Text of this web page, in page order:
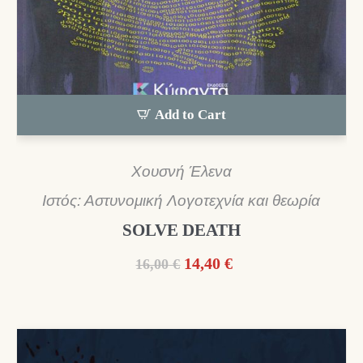
Add to Cart
Χουσνή Έλενα
Ιστός: Αστυνομική Λογοτεχνία και θεωρία
SOLVE DEATH
16,00 € Original
16,00 €.
14,40 €Η
είναι: